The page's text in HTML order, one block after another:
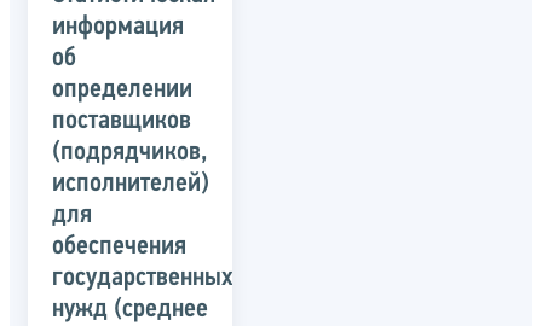
информация
об
определении
поставщиков
(подрядчиков,
исполнителей)
для
обеспечения
государственных
нужд (среднее